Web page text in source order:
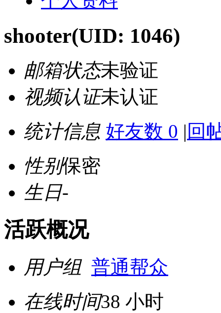
shooter(UID: 1046)
邮箱状态未验证
视频认证未认证
统计信息 好友数 0 | 回
性别保密
生日-
活跃概况
用户组 普通帮众
在线时间38 小时